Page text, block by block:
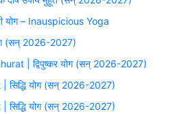
योग – Inauspicious Yoga
(सन् 2026-2027)
| द्विपुष्कर योग (सन् 2026-2027)
योग (सन् 2026-2027)
योग (सन् 2026-2027)